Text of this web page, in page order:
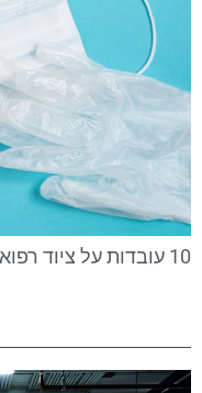
10 עובדות על ציוד רפואי מתכלה לבתי חולים